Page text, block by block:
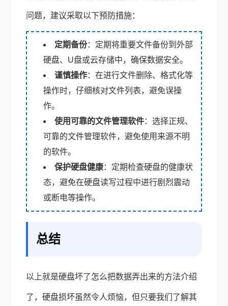
问题，建议采取以下预防措施：
定期备份：定期将重要文件备份到外部
硬盘、U盘或云存储中，确保数据安全。
谨慎操作：在进行文件删除、格式化等
操作时，仔细核对文件列表，避免误操
作。
使用可靠的文件管理软件：选择正规、
可靠的文件管理软件，避免使用来源不明
的软件。
保护硬盘健康：定期检查硬盘的健康状
态，避免在硬盘读写过程中进行剧烈震动
或断电等操作。
总结
以上就是硬盘坏了怎么把数据弄出来的方法介绍
了，硬盘损坏虽然令人烦恼，但只要我们了解其